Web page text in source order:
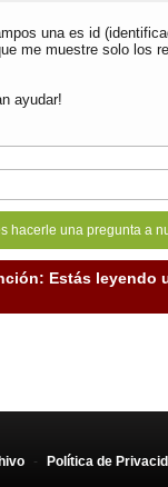
una es id
me muestre solo los
ayudar!
hacerle una pregunta a
Estás leyendo
- Política de